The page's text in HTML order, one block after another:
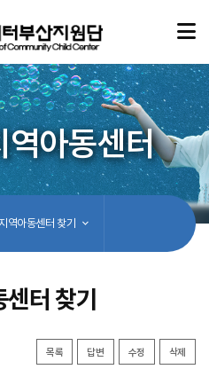
아동센터
역아동센터 찾기
터 찾기
목록 답변 수정 삭제